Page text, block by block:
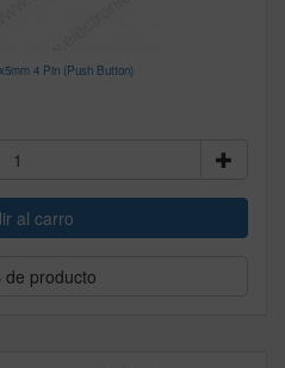
4 Pin (Push Button)
de producto